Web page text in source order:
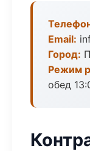
Email:
Город:
Режим
обед